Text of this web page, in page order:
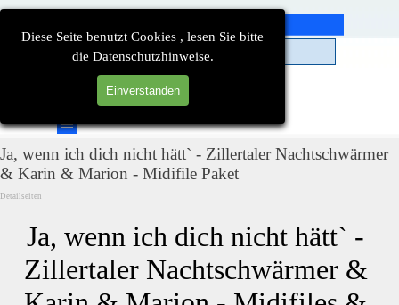
Diese Seite benutzt Cookies , lesen Sie bitte
die Datenschutzhinweise.
Einverstanden
Direkt zum Seiteninhalt
Menü überspringen
Ja, wenn ich dich nicht hätt` - Zillertaler Nachtschwärmer
& Karin & Marion - Midifile Paket
Detailseiten
Ja, wenn ich dich nicht hätt` -
Zillertaler Nachtschwärmer &